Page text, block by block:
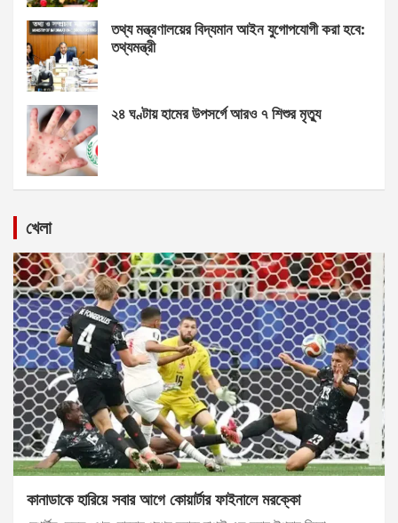
তথ্য মন্ত্রণালয়ের বিদ্যমান আইন যুগোপযোগী করা হবে:
তথ্যমন্ত্রী
২৪ ঘণ্টায় হামের উপসর্গে আরও ৭ শিশুর মৃত্যু
খেলা
কানাডাকে হারিয়ে সবার আগে কোয়ার্টার ফাইনালে মরক্কো